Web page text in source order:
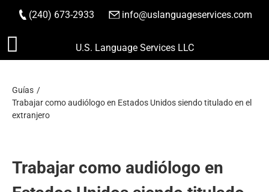
Saltar
(240) 673-2933 info@uslanguageservices.com
HACER PEDIDO
U.S. Language Services LLC
Guías
Trabajar como audiólogo en Estados Unidos siendo titulado en el
extranjero
Trabajar como audiólogo en